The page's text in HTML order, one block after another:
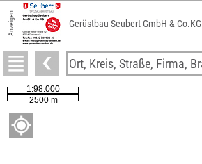
Anzeigen Gerüstbau Seubert GmbH & Co.KG